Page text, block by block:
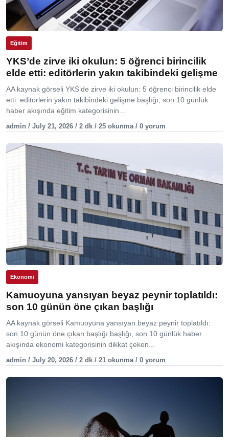
Eğitim
YKS’de zirve iki okulun: 5 öğrenci birincilik
elde etti: editörlerin yakın takibindeki gelişme
AA kaynak görseli YKS’de zirve iki okulun: 5 öğrenci birincilik elde
etti: editörlerin yakın takibindeki gelişme başlığı, son 10 günlük
haber akışında eğitim kategorisinin...
admin / July 21, 2026 / 2 dk / 25 okunma / 0 yorum
Ekonomi
Kamuoyuna yansıyan beyaz peynir toplatıldı:
son 10 günün öne çıkan başlığı
AA kaynak görseli Kamuoyuna yansıyan beyaz peynir toplatıldı:
son 10 günün öne çıkan başlığı başlığı, son 10 günlük haber
akışında ekonomi kategorisinin dikkat çeken...
admin / July 20, 2026 / 2 dk / 21 okunma / 0 yorum